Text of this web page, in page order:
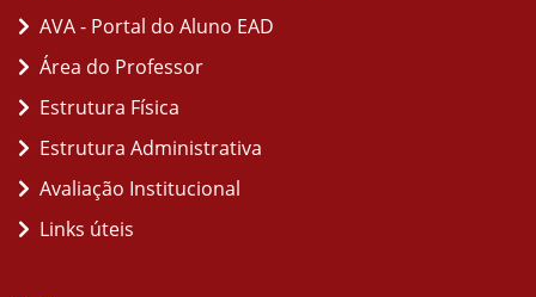
AVA - Portal do Aluno EAD
Área do Professor
Estrutura Física
Estrutura Administrativa
Avaliação Institucional
Links úteis